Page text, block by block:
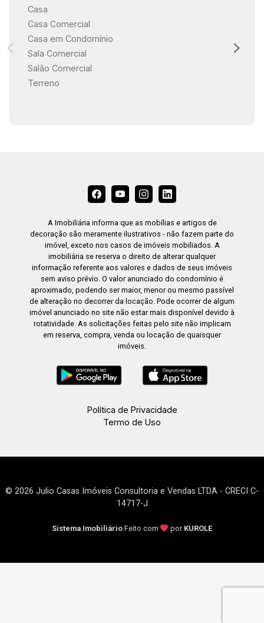
Casa
Casa Comercial
Casa em Condomínio
Sala Comercial
Salão Comercial
Terreno
A Imobiliária informa que as mobílias e artigos de
decoração são meramente ilustrativos - não fazem parte do
imóvel, exceto nos casos de imóveis mobiliados. A
imobiliária se reserva o direito de alterar qualquer
informação referente aos valores e dados de seus imóveis
sem aviso prévio. O valor anunciado do condomínio é
aproximado, podendo ser maior, menor ou mesmo passível
de alteração no decorrer da locação. Pode ocorrer de algum
imóvel anunciado no site não estar mais disponível devido à
rotatividade. As solicitações feitas pelo site não implicam
em reserva, compra, venda ou locação de quaisquer
imóveis.
Política de Privacidade
Termo de Uso
© 2026 Julio Casas Imóveis Consultoria e Vendas LTDA - CRECI C-
14717-J
Sistema Imobiliário Feito com por KUROLE